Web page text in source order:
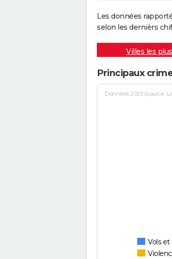
Les données
selon les dernièrs
Villes les
Principaux
Données 2025 (source :
Vols